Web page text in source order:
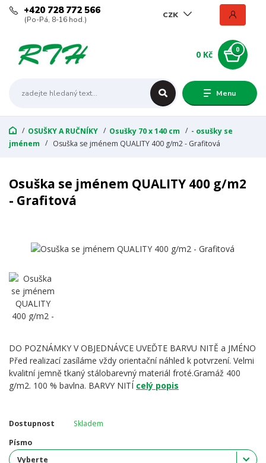
Menu
CZK
+420 728 772 566
(Po-Pá, 8-16 hod.)
0
0 Kč
OSUŠKY A RUČNÍKY Osušky 70 x 140 cm
- osušky se
jménem
Osuška se jménem QUALITY 400 g/m2 - Grafitová
Osuška se jménem QUALITY 400 g/m2
- Grafitová
DO POZNÁMKY V OBJEDNÁVCE UVEĎTE BARVU NITĚ a JMÉNO
Před realizací zasíláme vždy orientační náhled k potvrzení. Velmi
kvalitní jemně tkaný stálobarevný materiál froté.Gramáž 400
g/m2. 100 % bavlna. BARVY NITÍ celý popis
Dostupnost
Skladem
Písmo